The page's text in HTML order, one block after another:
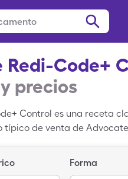
Redi-Code+
precios
Control es una receta
típico de venta de
Forma